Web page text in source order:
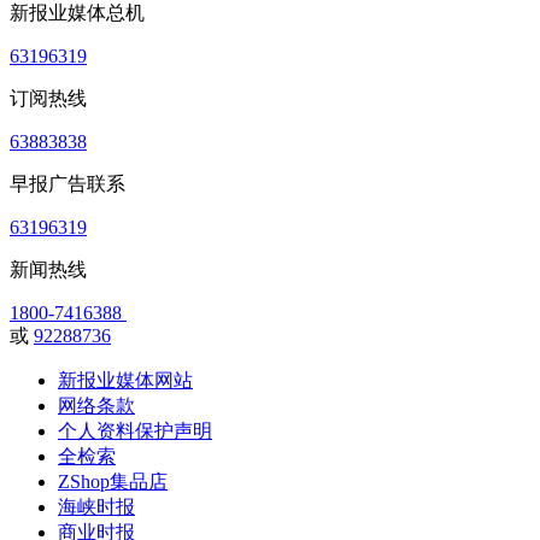
新报业媒体总机
63196319
订阅热线
63883838
早报广告联系
63196319
新闻热线
1800-7416388
或 92288736
新报业媒体网站
网络条款
个人资料保护声明
全检索
ZShop集品店
海峡时报
商业时报